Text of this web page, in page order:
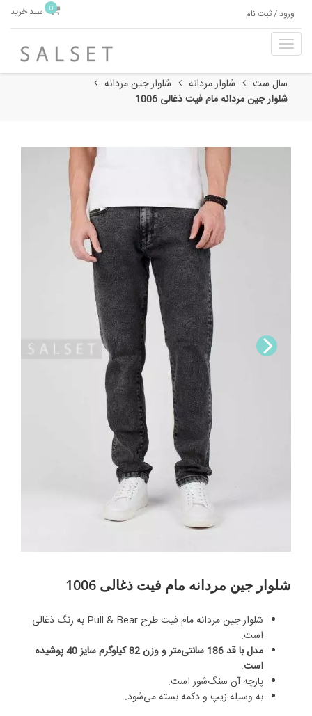
ورود / ثبت نام 0 سبد خرید
T
o
g
g
l
سال ست شلوار مردانه
شلوار جین مردانه
شلوار جین مردانه مام فیت ذغالی 1006
شلوار جین مردانه مام فیت ذغالی 1006
شلوار جین مردانه مام فیت طرح Pull & Bear به رنگ ذغالی
است.
مدل با قد 186 سانتی‌متر و وزن 82 کیلوگرم سایز 40 پوشیده
است.
پارچه آن سنگ‌شور است.
به وسیله زیپ و دکمه بسته می‌شود.